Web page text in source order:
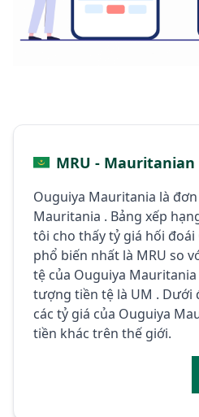
MRU - Mauritanian
Ouguiya Mauritania là
Mauritania . Bảng xếp
tôi cho thấy tỷ giá hối
phổ biến nhất là MRU so
tệ của Ouguiya Mauritania
tượng tiền tệ là UM . Dưới
các tỷ giá của Ouguiya
tiền khác trên thế giới.